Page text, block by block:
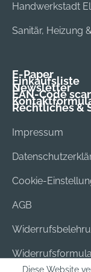
Handwerkstadt
Sanitär, Heizung
E-Paper
Einkaufsliste
Newsletter
EAN-Code
Rechtliches &
Impressum
Cookie-
AGB
Diese Website